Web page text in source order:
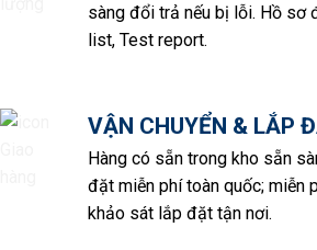
sàng đổi trả nếu bị lỗi. Hồ sơ
list, Test report.
VẬN CHUYỂN & LẮP
Hàng có sẵn trong kho sẵn
đặt miễn phí toàn quốc; miễn
khảo sát lắp đặt tận nơi.